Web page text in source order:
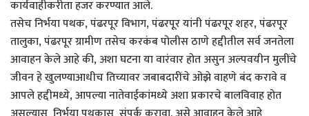
कार्यवाहीकरीता हजर करण्यात आले.
तसेच निर्भया पथक, पंढरपूर विभाग, पंढरपूर यांनी पंढरपूर शहर, पंढरपूर
तालुका, पंढरपूर ग्रामीण तसेच करकंब पोलीस ठाणे हद्दीतील सर्व जनतेला
आवाहन केले आहे की, अशा घटना या वारंवार होत असुन अल्पवयीन मुलींचे
जीवन हे खुलण्याआधीच तिच्यावर जबाबदारींचे ओझे वाहणे बंद करावे व
आपले हद्दीमध्ये, आपल्या नातेवाईकांमध्ये अशा प्रकारचे बालविवाह होत